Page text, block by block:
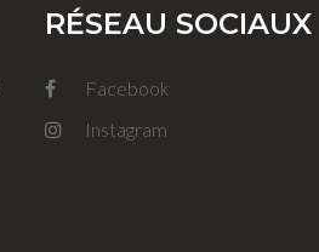
RÉSEAU SOCIAUX
Facebook
Instagram